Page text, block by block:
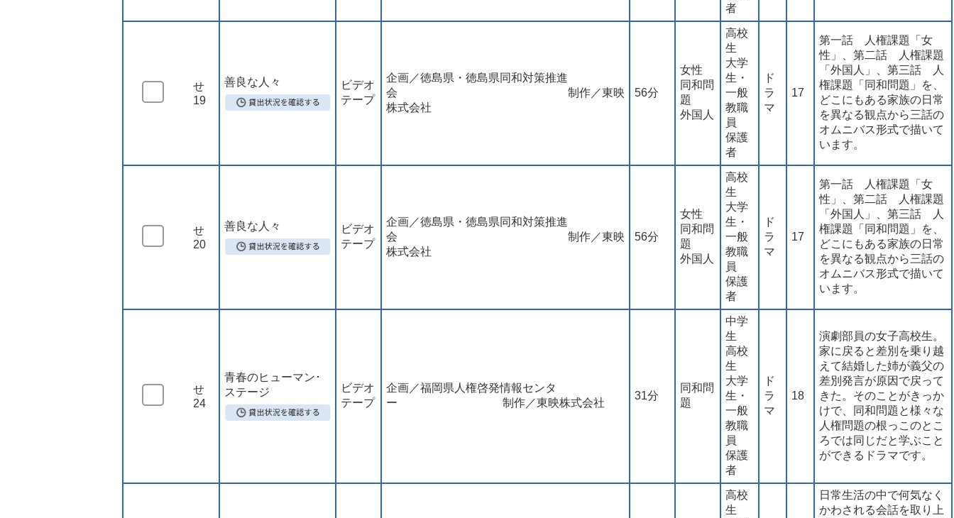
者
せ
19
善良な人々
ビデオ
テープ
企画／徳島県・徳島県同和対策推進
会 制作／東映
株式会社
56分
女性
同和問
題
外国人
高校
生
大学
生・
一般
教職
員
保護
者
ド
ラ
マ
17
第一話 人権課題「女
性」、第二話 人権課題
「外国人」、第三話 人
権課題「同和問題」を、
どこにもある家族の日常
を異なる観点から三話の
オムニバス形式で描いて
います。
せ
20
善良な人々
ビデオ
テープ
企画／徳島県・徳島県同和対策推進
会 制作／東映
株式会社
56分
女性
同和問
題
外国人
高校
生
大学
生・
一般
教職
員
保護
者
ド
ラ
マ
17
第一話 人権課題「女
性」、第二話 人権課題
「外国人」、第三話 人
権課題「同和問題」を、
どこにもある家族の日常
を異なる観点から三話の
オムニバス形式で描いて
います。
せ
24
青春のヒューマン･
ステージ
ビデオ
テープ
企画／福岡県人権啓発情報センタ
ー 制作／東映株式会社
31分
同和問
題
中学
生
高校
生
大学
生・
一般
教職
員
保護
者
ド
ラ
マ
18
演劇部員の女子高校生。
家に戻ると差別を乗り越
えて結婚した姉が義父の
差別発言が原因で戻って
きた。そのことがきっか
けで、同和問題と様々な
人権問題の根っこのとこ
ろでは同じだと学ぶこと
ができるドラマです。
高校
生
日常生活の中で何気なく
かわされる会話を取り上